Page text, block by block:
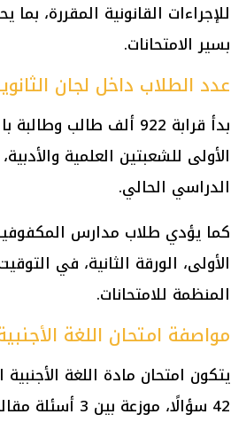
للإجراءات القانونية المقررة،
بسير الامتحانات.
عدد الطلاب داخل لجان
بدأ قرابة 922 ألف طالب
الأولى للشعبتين العلمية
الدراسي الحالي.
كما يؤدي طلاب مدارس المكفوفين
الأولى، الورقة الثانية، في
المنظمة للامتحانات.
مواصفة امتحان اللغة
يتكون امتحان مادة اللغة
42 سؤالًا، موزعة بين 3 أسئلة مقالية و39 سؤال اختيار من متعدد.